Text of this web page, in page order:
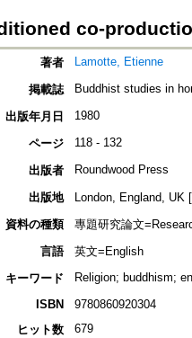
co-
著者 Lamotte, Etienne
掲載誌 Buddhist studies in
出版年月日 1980
ページ 118 - 132
出版者 Roundwood Press
出版地
London, England, UK
資料の種類
專題研究論文
言語
英文=English
キーワード
Religion; buddhism;
ISBN
9780860920304
ヒット数
679